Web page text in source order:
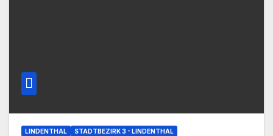
LINDENTHAL STADTBEZIRK 3 - LINDENTHAL